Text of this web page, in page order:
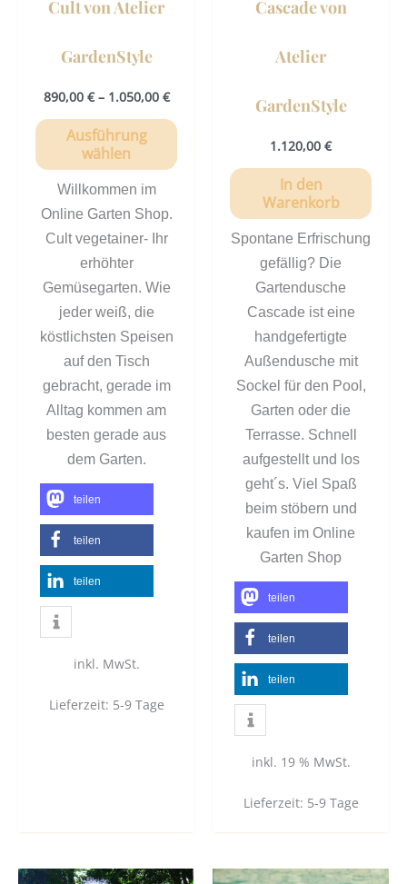
Cult von Atelier
GardenStyle
890,00 €– 1.050,00 €
Ausführung
wählen
Produktseite
Willkommen im
Online Garten Shop.
Cult vegetainer- Ihr
erhöhter
Gemüsegarten. Wie
jeder weiß, die
köstlichsten Speisen
auf den Tisch
gebracht, gerade im
Alltag kommen am
besten gerade aus
dem Garten.
teilen
teilen
teilen
inkl. MwSt.
Lieferzeit: 5-9 Tage
Cascade von
Atelier
GardenStyle
1.120,00 €
In den
Warenkorb
Spontane Erfrischung
gefällig? Die
Gartendusche
Cascade ist eine
handgefertigte
Außendusche mit
Sockel für den Pool,
Garten oder die
Terrasse. Schnell
aufgestellt und los
geht´s. Viel Spaß
beim stöbern und
kaufen im Online
Garten Shop
teilen
teilen
teilen
inkl. 19 % MwSt.
Lieferzeit: 5-9 Tage